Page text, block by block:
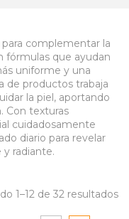
para complementar la
fórmulas que ayudan
uniforme y una
de productos trabaja
la piel, aportando
Con texturas
cuidadosamente
diario para revelar
y radiante.
1–12 de 32 resultados